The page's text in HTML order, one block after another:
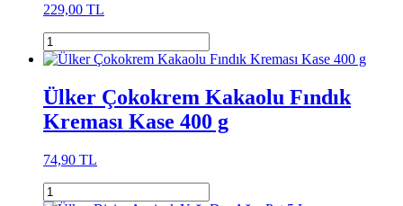
229,00 TL
Ülker Çokokrem Kakaolu Fındık
Kreması Kase 400 g
74,90 TL